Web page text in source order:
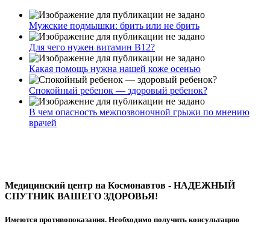
Мужские подмышки: брить или не брить
Для чего нужен витамин В12?
Какая помощь нужна нашей коже осенью
Спокойный ребенок — здоровый ребенок?
В чем опасность межпозвоночной грыжи по мнению
врачей
Медицинский центр на Космонавтов - НАДЕЖНЫЙ
СПУТНИК ВАШЕГО ЗДОРОВЬЯ!
Имеются противопоказания. Необходимо получить консультацию